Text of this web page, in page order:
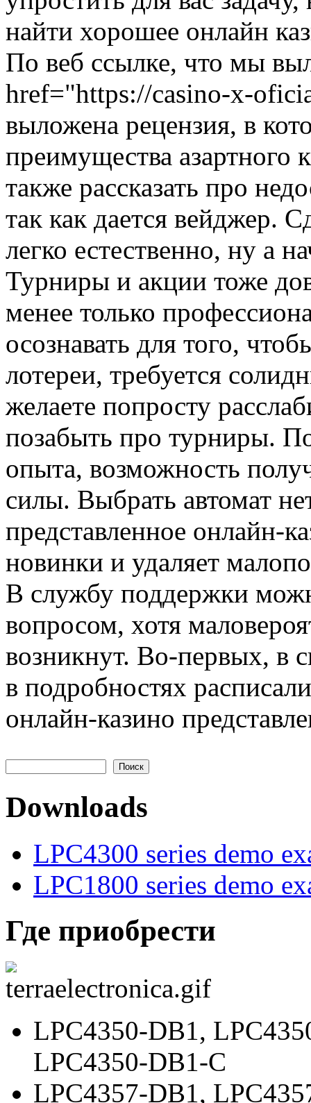
найти хорошее онлайн
По веб ссылке, что мы
href="https://casino-x-
выложена рецензия, в
преимущества азартного
также рассказать про
так как дается вейджер.
легко естественно, ну а
Турниры и акции тоже
менее только
осознавать для того,
лотереи, требуется
желаете попросту
позабыть про турниры.
опыта, возможность
силы. Выбрать автомат
представленное онлайн-
новинки и удаляет
В службу поддержки
вопросом, хотя
возникнут. Во-первых, в
в подробностях
онлайн-казино
Форма поиска
Downloads
LPC4300 series demo
LPC1800 series demo
Где приобрести
LPC4350-DB1,
LPC4350-DB1-C
LPC4357-DB1,